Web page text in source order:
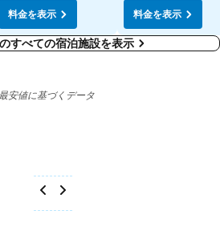
さらに、電話、TV、ゲーム機、ソケット
。お好きな枕をお選びいただくことで、ま
睡眠を可能としています。シャワーやビデ
イヤーや化粧鏡をご用意しています。バ
。バリアフリーのバスルームを完備した
です。この宿泊施設はファミリールーム
な時間をお過ごしいただけること請け合
はさっぱりとしたドリンクをご提供して
、フィットネス・スタジオ、卓球、ヨガや
、気分転換に最適なサービスをご提供して
料金を表示
料金を表示
すべての宿泊施設を表示
安値に基づくデータ